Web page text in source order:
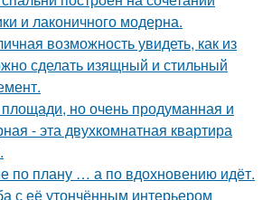
и лаконичного модерна.
возможность увидеть, как из
сделать изящный и стильный
но очень продуманная и
- эта двухкомнатная квартира
по плану … а по вдохновению идёт.
с её утончённым интерьером